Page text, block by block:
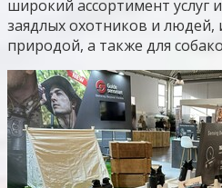
широкий ассортимент услуг
заядлых охотников и людей,
природой, а также для